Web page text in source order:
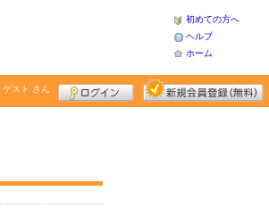
初めての方へ
ヘルプ
ホーム
ゲスト さん